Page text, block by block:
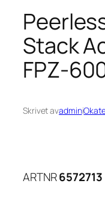
Stack
FPZ-
Skrivet avadmini
ARTNR6572713